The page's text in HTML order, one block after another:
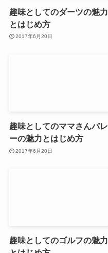
趣味としてのダーツの魅力
とはじめ方
2017年6月20日
趣味としてのママさんバレ
ーの魅力とはじめ方
2017年6月20日
趣味としてのゴルフの魅力